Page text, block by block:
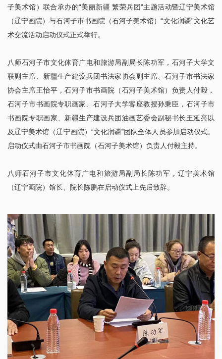
子美术馆）联合承办的“美丽新疆 繁荣兵团”主题活动暨辽宁美术馆
（辽宁画院）与石河子市书画院（石河子美术馆）“文化润疆”文化艺
术交流活动启动仪式正式举行。
八师石河子市文化体育广电和旅游局副局长陈功军，石河子大学文
联副主席、新疆生产建设兵团书法家协会副主席、石河子市书法家
协会主席王怡平，石河子市书画院（石河子美术馆）负责人付毅，
石河子市书画院专职画家、石河子大学客座教授孙秉臣，石河子市
书画院专职画家、新疆生产建设兵团油画艺委会副秘书长王延亮以
及辽宁美术馆（辽宁画院）“文化润疆”团队全体人员参加启动仪式。
启动仪式由石河子市书画院（石河子美术馆）负责人付毅主持。
八师石河子市文化体育广电和旅游局副局长陈功军，辽宁美术馆
（辽宁画院）馆长、院长陈鹏在启动仪式上先后致辞。